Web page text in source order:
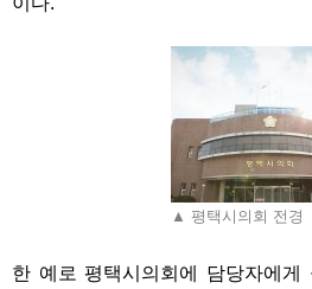
▲ 평택시의회 전경
한 예로 평택시의회에 담당자에게